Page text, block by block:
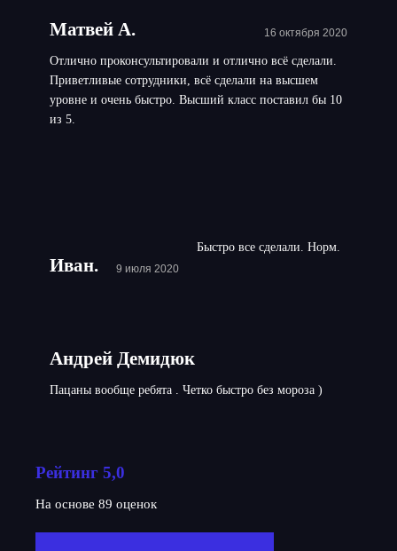
Матвей А. 16 октября 2020
Отлично проконсультировали и отлично всё сделали.
Приветливые сотрудники, всё сделали на высшем
уровне и очень быстро. Высший класс поставил бы 10
из 5.
Иван. 9 июля 2020
Быстро все сделали. Норм.
Андрей Демидюк
Пацаны вообще ребята . Четко быстро без мороза )
Рейтинг 5,0
На основе 89 оценок